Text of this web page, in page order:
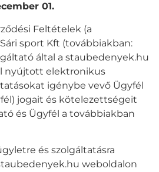
01.
Feltételek (a
sport Kft (továbbiakban:
által a staubedenyek.hu
nyújtott elektronikus
igénybe vevő Ügyfél
jogait és kötelezettségeit
és Ügyfél a továbbiakban
és szolgáltatásra
weboldalon